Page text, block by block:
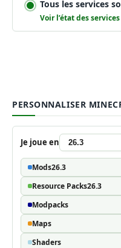
Tous les services
Voir l’état des services
PERSONNALISER
Je joue en
Mods26.3
Resource Packs26.3
Modpacks
Maps
Shaders